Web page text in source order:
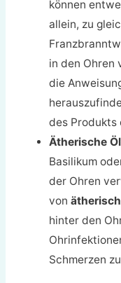
können
allein, zu
in den Ohren
die
des Produkts
Ätherische
Basilikum
der Ohren
von
hinter den
Schmerzen